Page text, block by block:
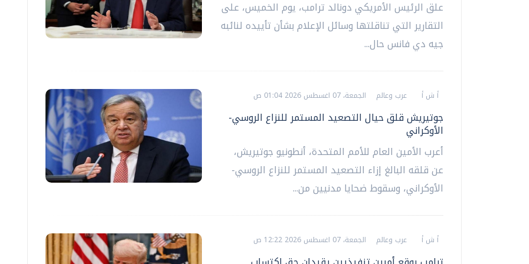
علق الرئيس الأمريكي دونالد ترامب، يوم الخميس، على
التقارير التي تناقلتها وسائل الإعلام بشأن تأييده لنائبه
جيه دي فانس حال...
أ ش أ عرب وعالم الجمعة، 07 اغسطس 2026 01:04 ص
جوتيريش قلق حيال التصعيد المستمر للنزاع الروسي-
الأوكراني
أعرب الأمين العام للأمم المتحدة، أنطونيو جوتيريش،
عن قلقه البالغ إزاء التصعيد المستمر للنزاع الروسي-
الأوكراني، وسقوط ضحايا مدنيين من...
أ ش أ عرب وعالم الجمعة، 07 اغسطس 2026 12:22 ص